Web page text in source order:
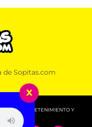
UNAM ya habilitó
de Sopitas.com
ENTRETENIMIENTO Y
x